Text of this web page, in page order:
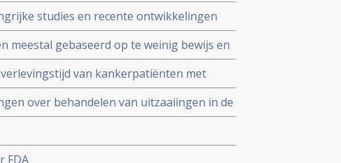
studies en recente ontwikkelingen
meestal gebaseerd op te weinig bewijs en
verbeteringen in mediane overleving.
van kankerpatiënten met
te beinvloeden, aldus Nederlandse
over behandelen van uitzaaiingen in de
worden behandeld en heeft grote
tijd en overall overleving
FDA